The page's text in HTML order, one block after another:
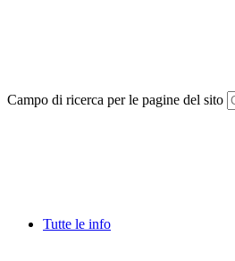
Campo di ricerca per le pagine del sito
Tutte le info